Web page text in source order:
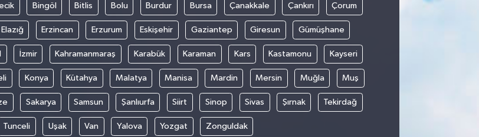
Bingöl Bitlis Bolu Burdur Bursa Çanakkale Çankırı Çorum
Elazığ Erzincan Erzurum Eskişehir Gaziantep Giresun Gümüşhane
İzmir Kahramanmaraş Karabük Karaman Kars Kastamonu Kayseri
Konya Kütahya Malatya Manisa Mardin Mersin Muğla Muş
Sakarya Samsun Şanlıurfa Siirt Sinop Sivas Şırnak Tekirdağ
Tunceli Uşak Van Yalova Yozgat Zonguldak